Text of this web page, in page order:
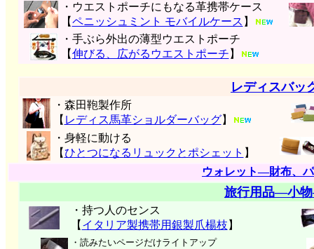
・ウエストポーチにもなる革携帯ケース
【ペニッシュミント モバイルケース 】
・手ぶら外出の薄型ウエストポーチ
【伸びる、広がるウエストポーチ 】
レディスバッ
・森田鞄製作所
【 レディス馬革ショルダーバッグ】
・身軽に動ける
【ひとつになるリュックとポシェット 】
ウォレット―財布、
旅行用品―小
・持つ人のセンス
【 イタリア製携帯用銀製爪楊枝 】
・読みたいページだけライトアップ